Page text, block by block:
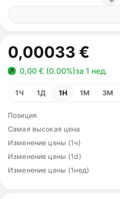
0,00033 €
0,00 € (0.00%)за 1 нед.
1Ч 1Д 1Н 1М 3М
Позиция
Самая высокая цена
Изменение цены (1ч)
Изменение цены (1d)
Изменение цены (1нед)